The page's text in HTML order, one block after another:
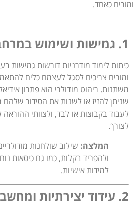
ומורים כאחד.
1. גמישות ושימוש במרחב
כיתות לימוד מודרניות דורשות גמישות
ומורים צריכים לסגל לעצמם כלים
משתנות. ריהוט מודולרי הוא פתרון
שניתן להזיז או לשנות את הסידור
לעבוד בקבוצות או לבד, ולצוותי
לצורך.
המלצה: שילוב שולחנות
ולהפריד בקלות, כמו גם כיסאות
למידות אישיות.
2. עידוד יצירתיות ומחשבה ביקורתית